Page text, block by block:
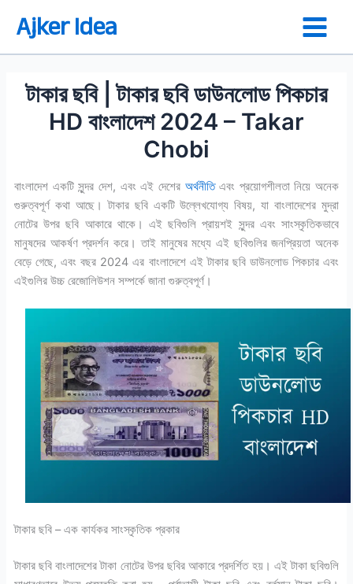
Ajker Idea
টাকার ছবি | টাকার ছবি ডাউনলোড পিকচার
HD বাংলাদেশ 2024 – Takar
Chobi
বাংলাদেশ একটি সুন্দর দেশ, এবং এই দেশেরঅর্থনীতিএবং প্রয়োগশীলতা নিয়ে অনেক
গুরুত্বপূর্ণ কথা আছে। টাকার ছবি একটি উল্লেখযোগ্য বিষয়, যা বাংলাদেশের মুদ্রা
নোটের উপর ছবি আকারে থাকে। এই ছবিগুলি প্রায়শই সুন্দর এবং সাংস্কৃতিকভাবে
মানুষদের আকর্ষণ প্রদর্শন করে। তাই মানুষের মধ্যে এই ছবিগুলির জনপ্রিয়তা অনেক
বেড়ে গেছে, এবং বছর 2024 এর বাংলাদেশে এই টাকার ছবি ডাউনলোড পিকচার এবং
এইগুলির উচ্চ রেজোলিউশন সম্পর্কে জানা গুরুত্বপূর্ণ।
টাকার ছবি – এক কার্যকর সাংস্কৃতিক প্রকার
টাকার ছবি বাংলাদেশের টাকা নোটের উপর ছবির আকারে প্রদর্শিত হয়। এই টাকা ছবিগুলি